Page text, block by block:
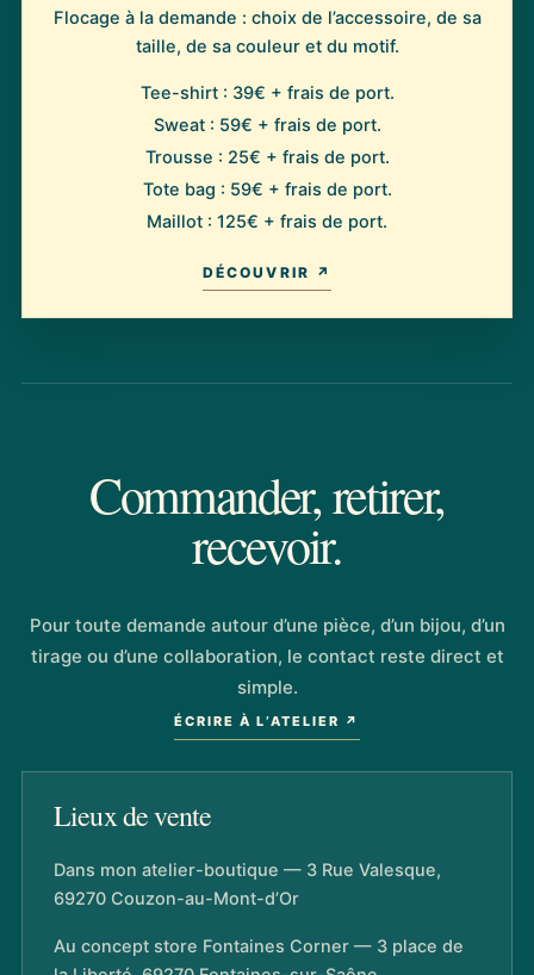
Flocage à la demande : choix de l’accessoire, de sa
taille, de sa couleur et du motif.
Tee-shirt : 39€ + frais de port.
Sweat : 59€ + frais de port.
Trousse : 25€ + frais de port.
Tote bag : 59€ + frais de port.
Maillot : 125€ + frais de port.
DÉCOUVRIR ↗
Commander, retirer,
recevoir.
Pour toute demande autour d’une pièce, d’un bijou, d’un
tirage ou d’une collaboration, le contact reste direct et
simple.
ÉCRIRE À L’ATELIER ↗
Lieux de vente
Dans mon atelier-boutique — 3 Rue Valesque,
69270 Couzon-au-Mont-d’Or
Au concept store Fontaines Corner — 3 place de